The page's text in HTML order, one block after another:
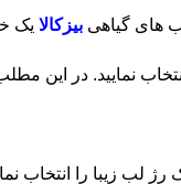
های گیاهی بیزکالا یک
نمایید. در این
لب زیبا را انتخاب